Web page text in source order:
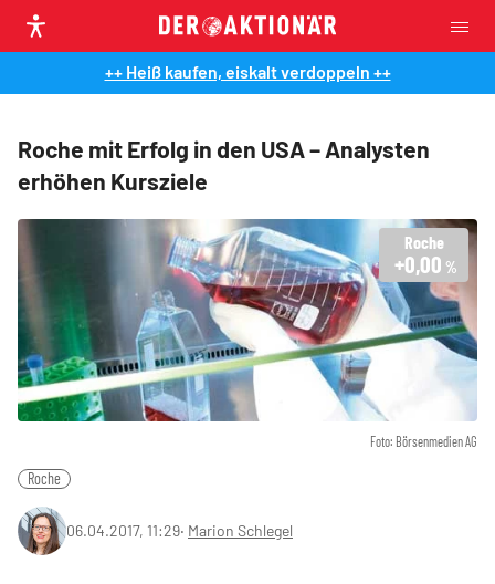
++ Heiß kaufen, eiskalt verdoppeln ++
Roche mit Erfolg in den USA – Analysten
erhöhen Kursziele
Foto: Börsenmedien AG
Roche
+0,00 %
Roche
06.04.2017, 11:29‧ Marion Schlegel